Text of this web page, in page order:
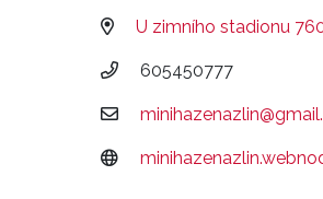
U zimního stadionu
605450777